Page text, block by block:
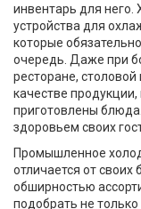
инвентарь для него.
устройства для
которые
очередь. Даже при
ресторане,
качестве
приготовлены
здоровьем своих
Промышленное
отличается от
обширностью
подобрать не